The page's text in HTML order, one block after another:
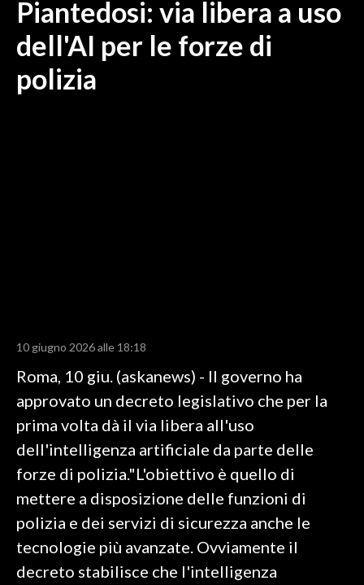
ITALIA
MONDO
RISULTATI E CLASSIFICHE
CALCIO
CALCIO REGIONALE
BASKET
VOLLEY
MOTORI
TENNIS
ALTRI SPORT
Piantedosi: via libera a uso
dell'AI per le forze di
polizia
10 giugno 2026 alle 18:18
Roma, 10 giu. (askanews) - Il governo ha
approvato un decreto legislativo che per la
prima volta dà il via libera all'uso
dell'intelligenza artificiale da parte delle
forze di polizia."L'obiettivo è quello di
mettere a disposizione delle funzioni di
polizia e dei servizi di sicurezza anche le
tecnologie più avanzate. Ovviamente il
decreto stabilisce che l'intelligenza